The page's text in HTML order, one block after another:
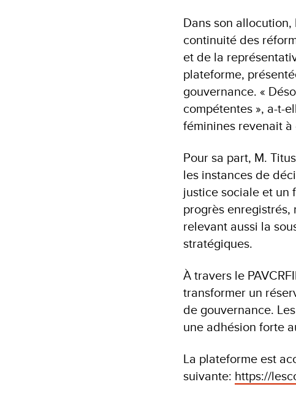
Dans son allocution,
continuité des
et de la
plateforme,
gouvernance. «
compétentes », a-t-
féminines revenait
Pour sa part, M.
les instances de
justice sociale et un
progrès enregistrés,
relevant aussi la
stratégiques.
À travers le
transformer un
de gouvernance.
une adhésion forte
La plateforme est
suivante: https://